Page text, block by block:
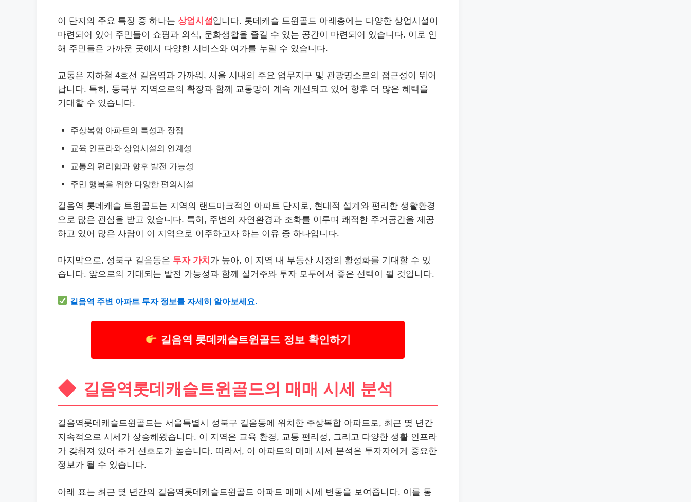
이 단지의 주요 특징 중 하나는 상업시설 입니다. 롯데캐슬 트윈골드 아래층에는 다양한 상업시설이
마련되어 있어 주민들이 쇼핑과 외식, 문화생활을 즐길 수 있는 공간이 마련되어 있습니다. 이로 인
해 주민들은 가까운 곳에서 다양한 서비스와 여가를 누릴 수 있습니다.
교통은 지하철 4호선 길음역과 가까워, 서울 시내의 주요 업무지구 및 관광명소로의 접근성이 뛰어
납니다. 특히, 동북부 지역으로의 확장과 함께 교통망이 계속 개선되고 있어 향후 더 많은 혜택을
기대할 수 있습니다.
주상복합 아파트의 특성과 장점
교육 인프라와 상업시설의 연계성
교통의 편리함과 향후 발전 가능성
주민 행복을 위한 다양한 편의시설
길음역 롯데캐슬 트윈골드는 지역의 랜드마크적인 아파트 단지로, 현대적 설계와 편리한 생활환경
으로 많은 관심을 받고 있습니다. 특히, 주변의 자연환경과 조화를 이루며 쾌적한 주거공간을 제공
하고 있어 많은 사람이 이 지역으로 이주하고자 하는 이유 중 하나입니다.
마지막으로, 성북구 길음동은 투자 가치 가 높아, 이 지역 내 부동산 시장의 활성화를 기대할 수 있
습니다. 앞으로의 기대되는 발전 가능성과 함께 실거주와 투자 모두에서 좋은 선택이 될 것입니다.
길음역 주변 아파트 투자 정보를 자세히 알아보세요.
길음역 롯데캐슬트윈골드 정보 확인하기
길음역롯데캐슬트윈골드의 매매 시세 분석
길음역롯데캐슬트윈골드는 서울특별시 성북구 길음동에 위치한 주상복합 아파트로, 최근 몇 년간
지속적으로 시세가 상승해왔습니다. 이 지역은 교육 환경, 교통 편리성, 그리고 다양한 생활 인프라
가 갖춰져 있어 주거 선호도가 높습니다. 따라서, 이 아파트의 매매 시세 분석은 투자자에게 중요한
정보가 될 수 있습니다.
아래 표는 최근 몇 년간의 길음역롯데캐슬트윈골드 아파트 매매 시세 변동을 보여줍니다. 이를 통